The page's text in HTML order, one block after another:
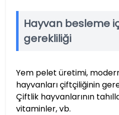
Hayvan besleme
gerekliliği
Yem pelet üretimi,
hayvanları çiftçiliğinin
Çiftlik hayvanlarının
vitaminler, vb.